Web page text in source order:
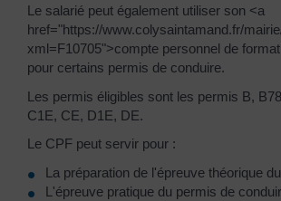
Le salarié peut également utiliser son <a
href="https://www.colysaintamand.fr/
xml=F10705">compte personnel de
pour certains permis de conduire.
Les permis éligibles sont les permis B,
C1E, CE, D1E, DE.
Le CPF peut servir pour :
La préparation de l'épreuve théorique
L'épreuve pratique du permis de